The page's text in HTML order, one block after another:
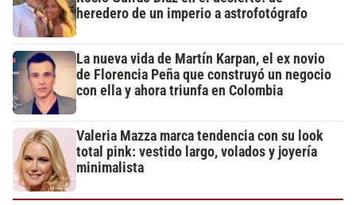
heredero de un imperio a astrofotógrafo
La nueva vida de Martín Karpan, el ex novio
de Florencia Peña que construyó un negocio
con ella y ahora triunfa en Colombia
Valeria Mazza marca tendencia con su look
total pink: vestido largo, volados y joyería
minimalista